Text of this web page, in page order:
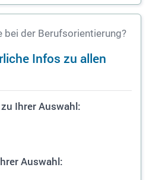
bei der Berufsorientierung?
Infos zu allen
zu Ihrer Auswahl:
Auswahl: